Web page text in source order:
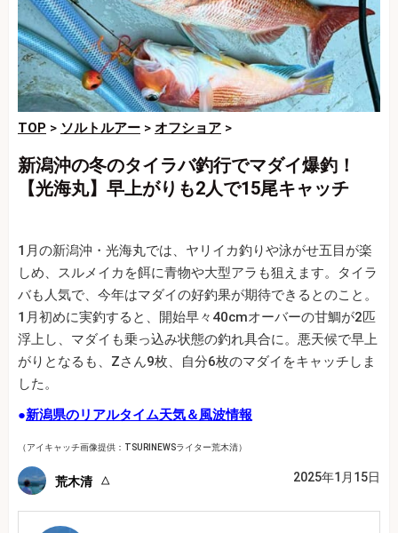
TOP > ソルトルアー > オフショア >
新潟沖の冬のタイラバ釣行でマダイ爆釣！
【光海丸】早上がりも2人で15尾キャッチ
1月の新潟沖・光海丸では、ヤリイカ釣りや泳がせ五目が楽
しめ、スルメイカを餌に青物や大型アラも狙えます。タイラ
バも人気で、今年はマダイの好釣果が期待できるとのこと。
1月初めに実釣すると、開始早々40cmオーバーの甘鯛が2匹
浮上し、マダイも乗っ込み状態の釣れ具合に。悪天候で早上
がりとなるも、Zさん9枚、自分6枚のマダイをキャッチしま
した。
●新潟県のリアルタイム天気＆風波情報
（アイキャッチ画像提供：TSURINEWSライター荒木清）
荒木清 2025年1月15日